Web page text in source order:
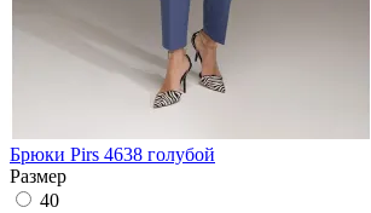
Брюки Pirs 4638 голубой
Размер
40